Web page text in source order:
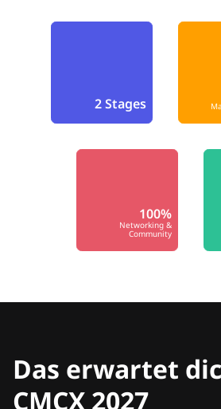
2 Stages
100%
Networking &
Community
Das erwartet
CMCX 2027